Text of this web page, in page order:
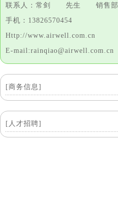
联系人：常剑 先生 销售部
手机：13826570454
Http://www.airwell.com.cn
E-mail:rainqiao@airwell.com.cn
[商务信息]
[人才招聘]